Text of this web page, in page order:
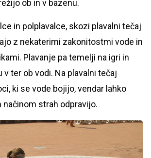
ob in v bazenu.
in polplavalce, skozi plavalni tečaj
z nekaterimi zakonitostmi vode in
Plavanje pa temelji na igri in
ter ob vodi. Na plavalni tečaj
ki se vode bojijo, vendar lahko
načinom strah odpravijo.